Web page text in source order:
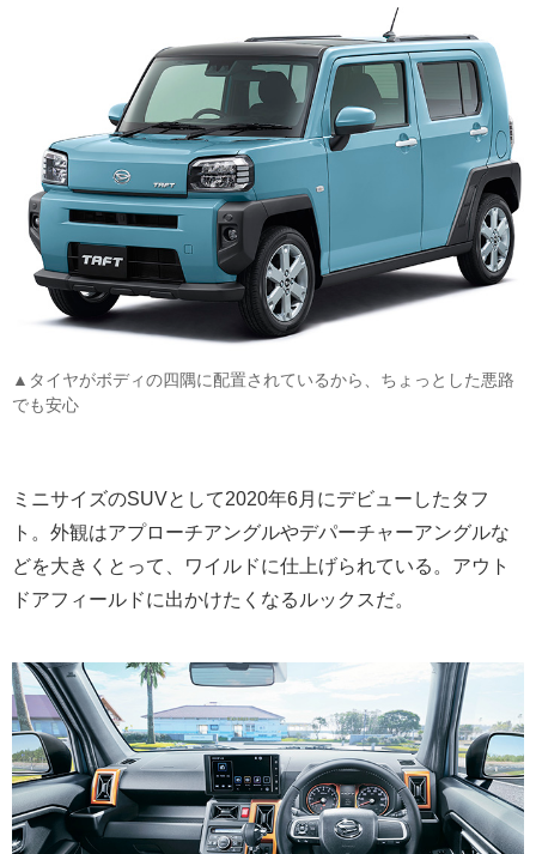
▲タイヤがボディの四隅に配置されているから、ちょっとした悪路
でも安心
ミニサイズのSUVとして2020年6月にデビューしたタフ
ト。外観はアプローチアングルやデパーチャーアングルな
どを大きくとって、ワイルドに仕上げられている。アウト
ドアフィールドに出かけたくなるルックスだ。